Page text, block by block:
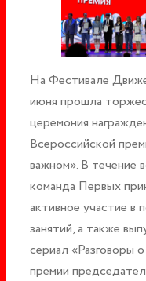
На Фестивале
июня прошла
церемония
Всероссийской
важном». В течение
команда Первых
активное участие в
занятий, а также
сериал «Разговоры
премии